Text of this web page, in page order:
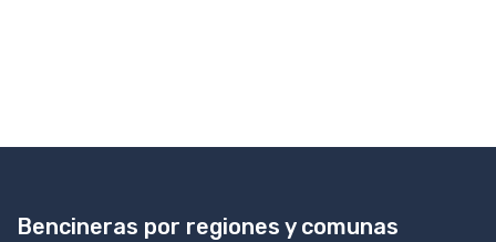
Bencineras por regiones y comunas